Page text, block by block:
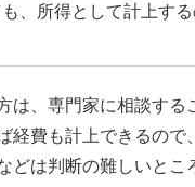
、所得として計上す
は、専門家に相談する
経費も計上できるので
どは判断の難しいとこ